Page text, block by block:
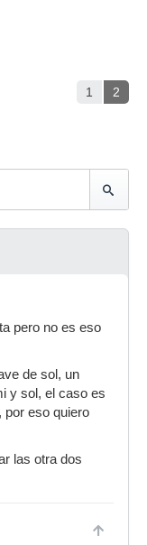
1 2
pero no es eso
de sol, un
y sol, el caso es
por eso quiero
las otra dos